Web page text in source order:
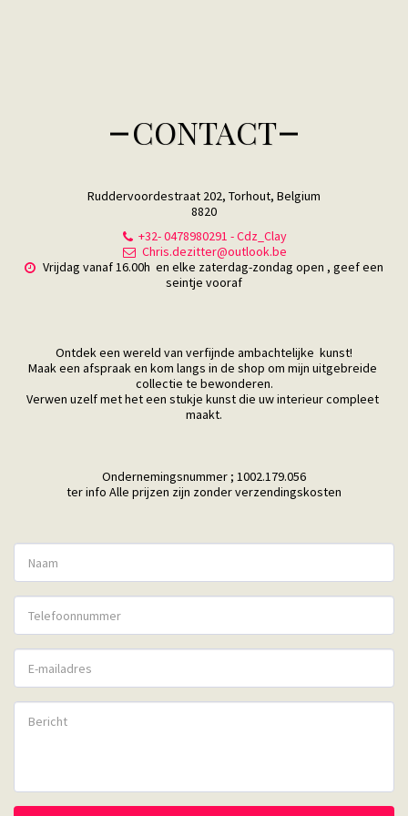
CONTACT
Ruddervoordestraat 202, Torhout, Belgium
8820
+32- 0478980291 -Cdz_Clay
Chris.dezitter@outlook.be
Vrijdag vanaf 16.00h  en elke zaterdag-zondag open , geef een
seintje vooraf
Ontdek een wereld van verfijnde ambachtelijke  kunst!
Maak een afspraak en kom langs in de shop om mijn uitgebreide
collectie te bewonderen.
Verwen uzelf met het een stukje kunst die uw interieur compleet
maakt.
Ondernemingsnummer ; 1002.179.056
ter info Alle prijzen zijn zonder verzendingskosten